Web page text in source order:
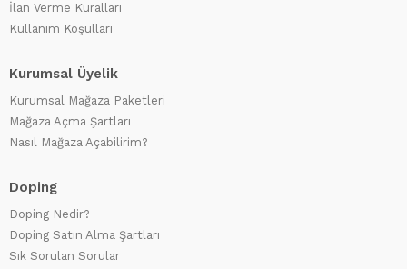
İlan Verme Kuralları
Kullanım Koşulları
Kurumsal Üyelik
Kurumsal Mağaza Paketleri
Mağaza Açma Şartları
Nasıl Mağaza Açabilirim?
Doping
Doping Nedir?
Doping Satın Alma Şartları
Sık Sorulan Sorular